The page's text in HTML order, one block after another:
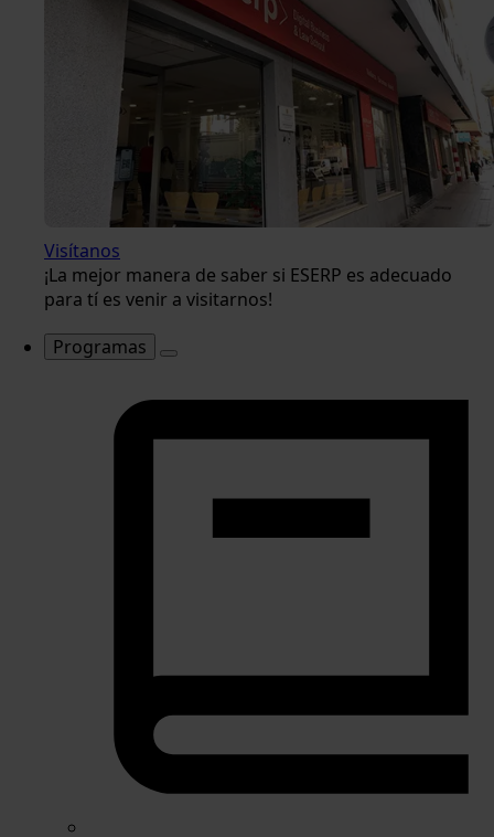
Visítanos
¡La mejor manera de saber si ESERP es adecuado
para tí es venir a visitarnos!
Programas